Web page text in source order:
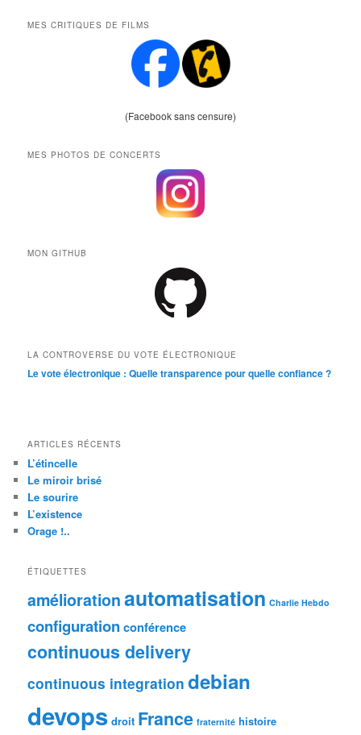
MES CRITIQUES DE FILMS
(Facebook sans censure)
MES PHOTOS DE CONCERTS
MON GITHUB
LA CONTROVERSE DU VOTE ÉLECTRONIQUE
Le vote électronique : Quelle transparence pour quelle confiance ?
ARTICLES RÉCENTS
L’étincelle
Le miroir brisé
Le sourire
L’existence
Orage !..
ÉTIQUETTES
améliorationautomatisation Charlie Hebdo
configuration conférence
continuous delivery
continuous integration debian
devops droit France fraternité histoire